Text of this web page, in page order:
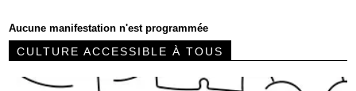
Aucune manifestation n'est programmée
CULTURE ACCESSIBLE À TOUS